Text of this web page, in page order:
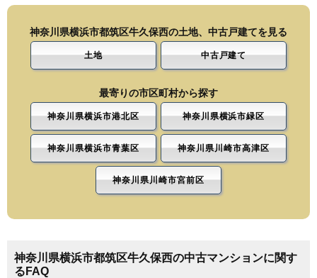
神奈川県横浜市都筑区牛久保西の土地、中古戸建てを見る
土地 中古戸建て
最寄りの市区町村から探す
神奈川県横浜市港北区 神奈川県横浜市緑区
神奈川県横浜市青葉区 神奈川県川崎市高津区
神奈川県川崎市宮前区
神奈川県横浜市都筑区牛久保西の中古マンションに関す
るFAQ